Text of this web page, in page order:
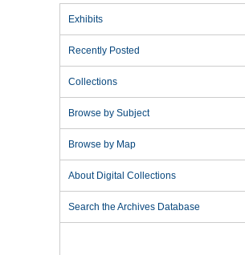
Exhibits
Recently Posted
Collections
Browse by Subject
Browse by Map
About Digital Collections
Search the Archives Database